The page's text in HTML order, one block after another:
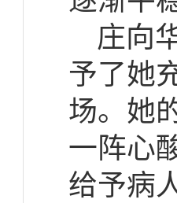
庄向
予了她
场。她
一阵心
给予病